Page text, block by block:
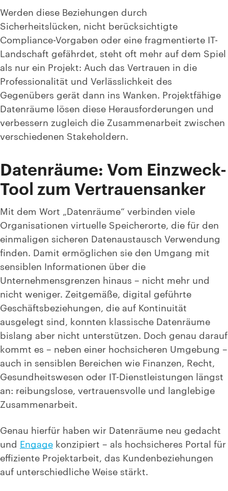
Werden diese Beziehungen durch
Sicherheitslücken, nicht berücksichtigte
Compliance-Vorgaben oder eine fragmentierte IT-
Landschaft gefährdet, steht oft mehr auf dem Spiel
als nur ein Projekt: Auch das Vertrauen in die
Professionalität und Verlässlichkeit des
Gegenübers gerät dann ins Wanken. Projektfähige
Datenräume lösen diese Herausforderungen und
verbessern zugleich die Zusammenarbeit zwischen
verschiedenen Stakeholdern.
Datenräume: Vom Einzweck-
Tool zum Vertrauensanker
Mit dem Wort „Datenräume“ verbinden viele
Organisationen virtuelle Speicherorte, die für den
einmaligen sicheren Datenaustausch Verwendung
finden. Damit ermöglichen sie den Umgang mit
sensiblen Informationen über die
Unternehmensgrenzen hinaus – nicht mehr und
nicht weniger. Zeitgemäße, digital geführte
Geschäftsbeziehungen, die auf Kontinuität
ausgelegt sind, konnten klassische Datenräume
bislang aber nicht unterstützen. Doch genau darauf
kommt es – neben einer hochsicheren Umgebung –
auch in sensiblen Bereichen wie Finanzen, Recht,
Gesundheitswesen oder IT-Dienstleistungen längst
an: reibungslose, vertrauensvolle und langlebige
Zusammenarbeit.
Genau hierfür haben wir Datenräume neu gedacht
und Engage konzipiert – als hochsicheres Portal für
effiziente Projektarbeit, das Kundenbeziehungen
auf unterschiedliche Weise stärkt.